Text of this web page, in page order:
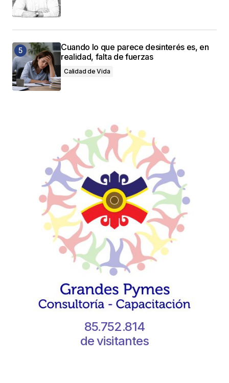
Cuando lo que parece desinterés es, en
realidad, falta de fuerzas
Calidad de Vida
85.752.814
de visitantes